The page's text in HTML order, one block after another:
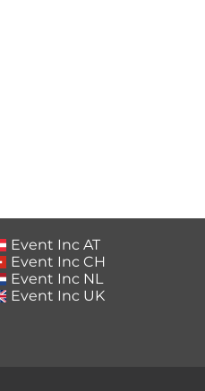
Event Inc AT
Event Inc CH
Event Inc NL
Event Inc UK